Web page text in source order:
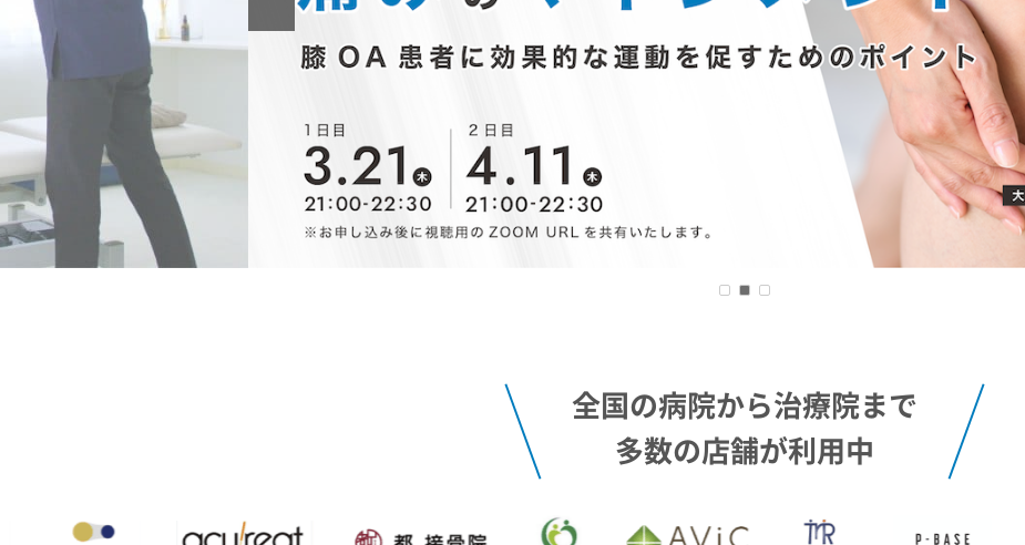
全国の病院から治療院まで
多数の店舗が利用中